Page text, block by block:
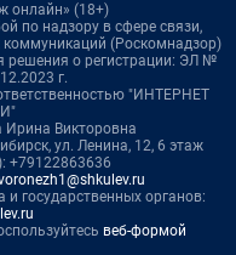
онлайн» (18+)
по надзору в сфере связи,
(Роскомнадзор)
решения о регистрации: ЭЛ №
г.
"ИНТЕРНЕТ
Ирина Викторовна
ул. Ленина, 12, 6 этаж
+79122863636
государственных органов:
веб-формой